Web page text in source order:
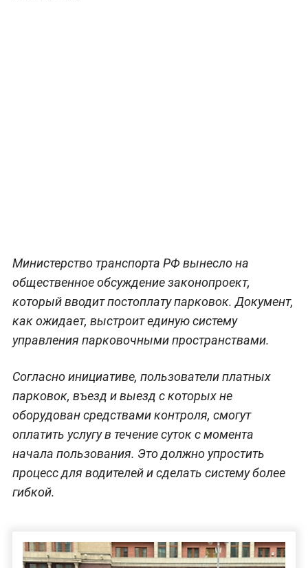
Министерство транспорта РФ вынесло на
общественное обсуждение законопроект,
который вводит постоплату парковок. Документ,
как ожидает, выстроит единую систему
управления парковочными пространствами.
Согласно инициативе, пользователи платных
парковок, въезд и выезд с которых не
оборудован средствами контроля, смогут
оплатить услугу в течение суток с момента
начала пользования. Это должно упростить
процесс для водителей и сделать систему более
гибкой.